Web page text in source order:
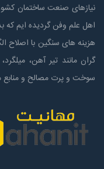
نیازهای صنعت ساختمان
اهل علم وفن گردیده ایم که
هزینه های سنگین با
گران مانند تیر آهن،
سوخت و پرت مصالح و منابع